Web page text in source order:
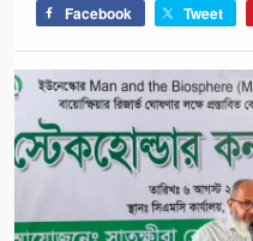
Facebook Tweet